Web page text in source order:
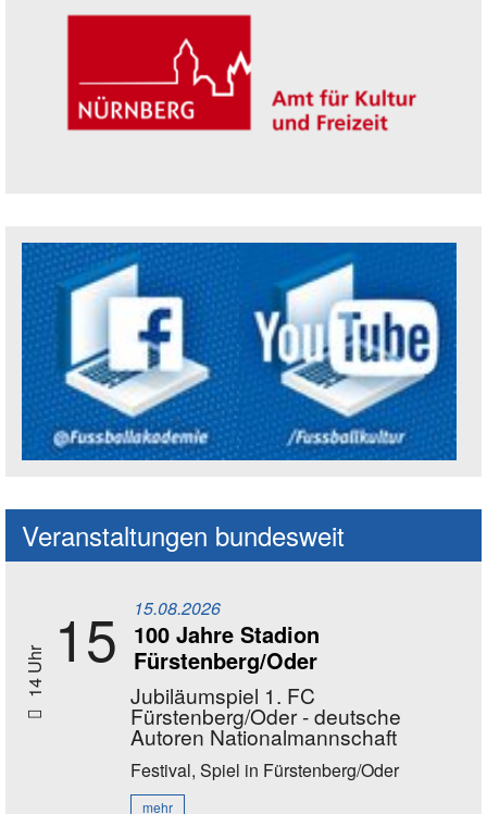
Veranstaltungen bundesweit
14 Uhr 15 15.08.2026
100 Jahre Stadion
Fürstenberg/Oder
Jubiläumspiel 1. FC
Fürstenberg/Oder - deutsche
Autoren Nationalmannschaft
Festival, Spiel in Fürstenberg/Oder
mehr